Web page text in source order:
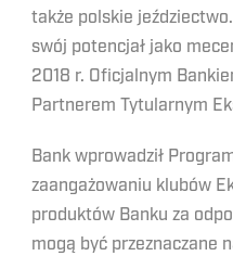
także polskie
swój potencjał jako
2018 r. Oficjalnym
Partnerem Tytularnym
Bank wprowadził
zaangażowaniu klubów
produktów Banku za
mogą być przeznaczane